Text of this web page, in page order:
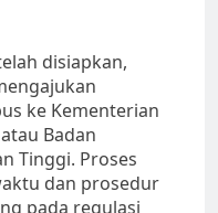
disiapkan,
ke Kementerian
Badan
Tinggi. Proses
dan prosedur
pada regulasi